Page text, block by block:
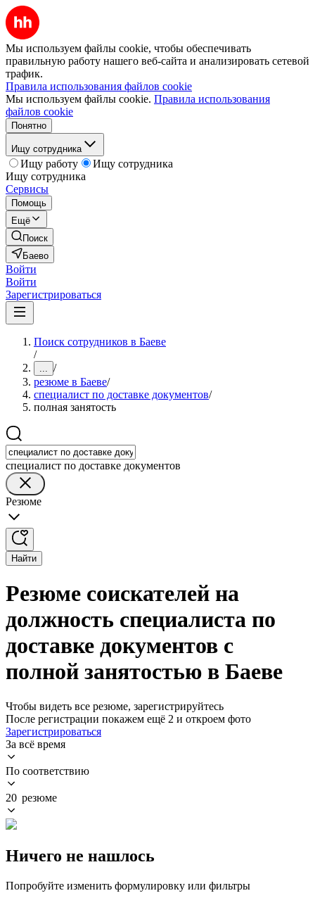
Мы используем файлы cookie, чтобы обеспечивать
правильную работу нашего веб-сайта и анализировать сетевой
трафик.
Правила использования файлов cookie
Мы используем файлы cookie. Правила использования
файлов cookie
Понятно
Ищу сотрудника
Ищу работу
Ищу сотрудника
Ищу сотрудника
Сервисы
Помощь
Ещё
Поиск
Баево
Войти
Войти
Зарегистрироваться
Поиск сотрудников в Баеве
/
... /
резюме в Баеве/
специалист по доставке документов/
полная занятость
специалист по доставке документов
Резюме
Найти
Резюме соискателей на
должность специалиста по
доставке документов с
полной занятостью в Баеве
Чтобы видеть все резюме, зарегистрируйтесь
После регистрации покажем ещё 2 и откроем фото
Зарегистрироваться
За всё время
По соответствию
20 резюме
Ничего не нашлось
Попробуйте изменить формулировку или фильтры